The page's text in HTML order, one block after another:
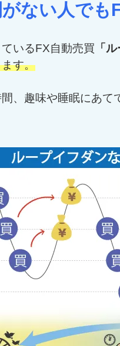
ない人でも
いるFX自動売買 「
す。
、趣味や睡眠にあて